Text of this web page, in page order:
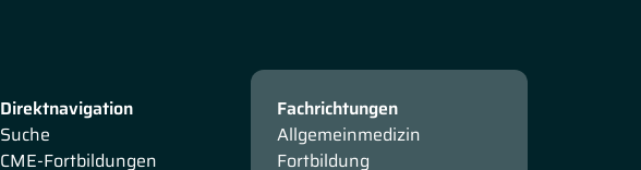
Direktnavigation
Suche
CME-Fortbildungen
Fachrichtungen
Allgemeinmedizin
Fortbildung